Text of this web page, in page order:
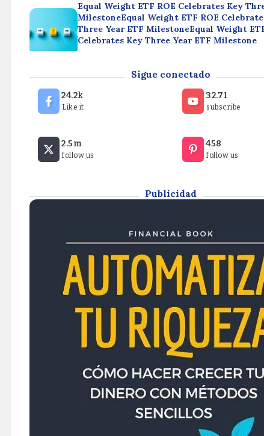
Equal Weight ETF ROE Celebrates Key
MilestoneEqual Weight ETF ROE
Three Year ETF MilestoneEqual Weight
Celebrates Key Three Year ETF Milestone
Broad Market Momentum & Defensive
Week’s Top ETF FlowsBroad Market
Defensive Pivots: This Week’s Top ETF
Market Momentum & Defensive Pivots:
BTCPay Server warns active exploit may drain
Server warns active exploit may drain fundsBTCPay
warns active exploit may drain funds
Sigue conectado
24.2k
Like it
32.71
subscribe
2.5m
follow us
458
follow us
Publicidad